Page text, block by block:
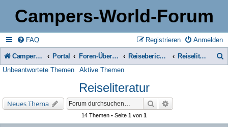
Campers-World-Forum
FAQ Anmelden
Registrieren
Campers-World-Forum Portal Foren-Übersicht Reiseberichte & Reisetipps, Stell- & Campingplätze Reiseliteratur
Unbeantwortete Themen Aktive Themen
Reiseliteratur
Neues Thema Suche
14 Themen • Seite 1 von 1